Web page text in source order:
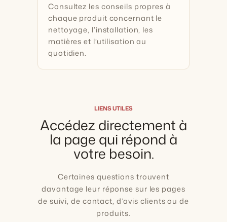
Consultez les conseils propres à
chaque produit concernant le
nettoyage, l’installation, les
matières et l’utilisation au
quotidien.
LIENS UTILES
Accédez directement à
la page qui répond à
votre besoin.
Certaines questions trouvent
davantage leur réponse sur les pages
de suivi, de contact, d’avis clients ou de
produits.